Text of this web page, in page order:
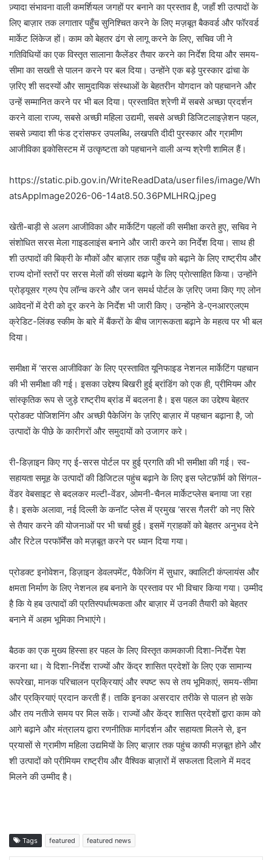
ज़्यादा संभावना वाली कमर्शियल जगहों पर बनाने का प्रस्ताव है, जहाँ शी उत्पादों के
लिए बाज़ार तक लगातार पहुँच सुनिश्चित करने के लिए मज़बूत बैकवर्ड और फॉरवर्ड
मार्केट लिंकेज हों। काम को बेहतर ढंग से लागू करने के लिए, सचिव जी ने
गतिविधियों का एक विस्तृत सालाना कैलेंडर तैयार करने का निर्देश दिया और समय-
सीमा का सख्ती से पालन करने पर बल दिया। उन्होंने एक बड़े पुरस्कार ढांचा के
ज़रिए शी सदस्यों और सामुदायिक संस्थाओं के बेहतरीन योगदान को पहचानने और
उन्हें सम्मानित करने पर भी बल दिया। प्रस्तावित श्रेणी में सबसे अच्छा प्रदर्शन
करने वाला राज्य, सबसे अच्छी महिला उद्यमी, सबसे अच्छी डिजिटलाइज़ेशन पहल,
सबसे ज़्यादा शी फंड ट्रांसफर उपलब्धि, लखपति दीदी पुरस्कार और ग्रामीण
आजीविका इकोसिस्टम में उत्कृष्टता को पहचानने वाली अन्य श्रेणी शामिल हैं।
https://static.pib.gov.in/WriteReadData/userfiles/image/Wh
atsAppImage2026-06-14at8.50.36PMLHRQ.jpeg
खेती-बाड़ी से अलग आजीविका और मार्केटिंग पहलों की समीक्षा करते हुए, सचिव ने
संशोधित सरस मेला गाइडलाइंस बनाने और जारी करने का निर्देश दिया। साथ ही
शी उत्पादों की बिक्री के मौकों और बाज़ार तक पहुँच को बढ़ाने के लिए राष्ट्रीय और
राज्य दोनों स्तरों पर सरस मेलों की संख्या बढ़ाने के लिए प्रोत्साहित किया। उन्होंने
प्रोड्यूसर ग्रुप ऐप लॉन्च करने और जन समर्थ पोर्टल के ज़रिए जमा किए गए लोन
आवेदनों में देरी को दूर करने के निर्देश भी जारी किए। उन्होंने डे-एनआरएलएम
क्रेडिट-लिंक्ड स्कीम के बारे में बैंकरों के बीच जागरूकता बढ़ाने के महत्व पर भी बल
दिया।
समीक्षा में ‘सरस आजीविका’ के लिए प्रस्तावित यूनिफाइड नेशनल मार्केटिंग पहचान
की भी समीक्षा की गई। इसका उद्देश्य बिखरी हुई ब्रांडिंग को एक ही, प्रीमियम और
सांस्कृतिक रूप से जुड़े राष्ट्रीय ब्रांड में बदलना है। इस पहल का उद्देश्य बेहतर
प्रोडक्ट पोजिशनिंग और अच्छी पैकेजिंग के ज़रिए बाज़ार में पहचान बढ़ाना है, जो
उत्पादों के पीछे के कारीगरों और समुदायों को उजागर करे।
री-डिज़ाइन किए गए ई-सरस पोर्टल पर हुई प्रगति की भी समीक्षा की गई। स्व-
सहायता समूह के उत्पादों की डिजिटल पहुंच बढ़ाने के लिए इस प्लेटफ़ॉर्म को सिंगल-
वेंडर वेबसाइट से बदलकर मल्टी-वेंडर, ओमनी-चैनल मार्केटप्लेस बनाया जा रहा
है। इसके अलावा, नई दिल्ली के कनॉट प्लेस में प्रमुख ‘सरस गैलरी’ को नए सिरे
से तैयार करने की योजनाओं पर भी चर्चा हुई। इसमें ग्राहकों को बेहतर अनुभव देने
और रिटेल परफॉर्मेंस को मज़बूत करने पर ध्यान दिया गया।
प्रोडक्ट इनोवेशन, डिज़ाइन डेवलपमेंट, पैकेजिंग में सुधार, क्वालिटी कंप्लायंस और
क्षमता निर्माण के लिए नेशनल हब बनाने के प्रस्ताव पर भी विचार किया गया। उम्मीद
है कि ये हब उत्पादों की प्रतिस्पर्धात्मकता और बाज़ार में उनकी तैयारी को बेहतर
बनाने में अहम भूमिका निभाएंगे।
बैठक का एक मुख्य हिस्सा हर पहल के लिए विस्तृत कामकाजी दिशा-निर्देश पेश
करना था। ये दिशा-निर्देश राज्यों और केंद्र शासित प्रदेशों के लिए एक सामान्य
रूपरेखा, मानक परिचालन प्रक्रियाएं और स्पष्ट रूप से तय भूमिकाएं, समय-सीमा
और प्रक्रियाएं प्रदान करती हैं। ताकि इनका असरदार तरीके से पालन हो सके
और तय नतीजे समय पर मिल सकें। राज्यों और केंद्र शासित प्रदेशों द्वारा काम को
आगे बढ़ाने और मंत्रालय द्वारा रणनीतिक मार्गदर्शन और सहायता मिलने से, इन
प्रयासों से ग्रामीण महिला उद्यमियों के लिए बाज़ार तक पहुंच काफी मज़बूत होने और
शी उत्पादों को प्रीमियम राष्ट्रीय और वैश्विक बाज़ारों में सफलता दिलाने में मदद
मिलने की उम्मीद है।
Tags featured featured news